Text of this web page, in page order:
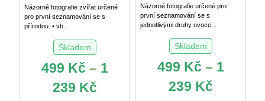
Názorné fotografie zvířat určené
pro první seznamování se s
přírodou. • vh...
Skladem
499 Kč – 1
239 Kč
Názorné fotografie určené pro
první seznamování se s
jednotlivými druhy ovoce...
Skladem
499 Kč – 1
239 Kč